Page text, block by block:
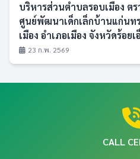
บริหารส่วนตำบลรอบเมือง ต
ศูนย์พัฒนาเด็กเล็กบ้านแก่นท
เมือง อำเภอเมือง จังหวัดร้อยเ
23 ก.พ. 2569
CALL